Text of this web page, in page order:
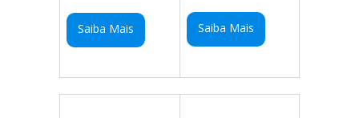
Saiba Mais Saiba Mais